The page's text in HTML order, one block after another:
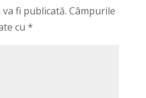
fi publicată. Câmpurile
cu *